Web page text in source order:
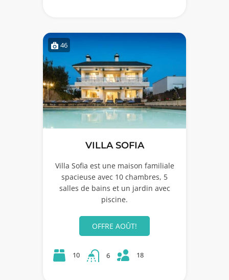
46
VILLA SOFIA
Villa Sofia est une maison familiale
spacieuse avec 10 chambres, 5
salles de bains et un jardin avec
piscine.
OFFRE AOÛT!
10 6 18